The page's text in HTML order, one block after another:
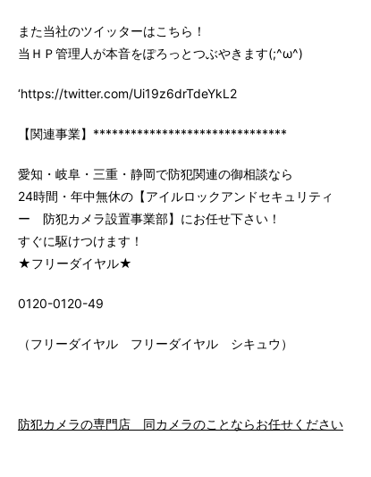
また当社のツイッターはこちら！
当ＨＰ管理人が本音をぽろっとつぶやきます(;^ω^)
‘https://twitter.com/Ui19z6drTdeYkL2
【関連事業】*******************************
愛知・岐阜・三重・静岡で防犯関連の御相談なら
24時間・年中無休の【アイルロックアンドセキュリティ
ー 防犯カメラ設置事業部】にお任せ下さい！
すぐに駆けつけます！
★フリーダイヤル★
0120-0120-49
（フリーダイヤル フリーダイヤル シキュウ）
防犯カメラの専門店 同カメラのことならお任せください